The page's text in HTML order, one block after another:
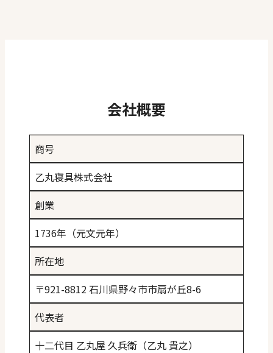
会社概要
商号
乙丸寝具株式会社
創業
1736年（元文元年）
所在地
〒921-8812 石川県野々市市扇が丘8-6
代表者
十二代目 乙丸屋 久兵衛（乙丸 貴之）